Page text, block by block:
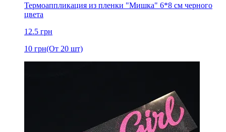
Термоаппликация из пленки "Мишка" 6*8 cм черного
цвета
12.5 грн
10 грн(От 20 шт)